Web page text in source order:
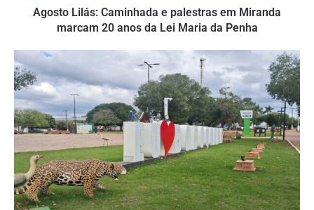
Agosto Lilás: Caminhada e palestras em Miranda
marcam 20 anos da Lei Maria da Penha